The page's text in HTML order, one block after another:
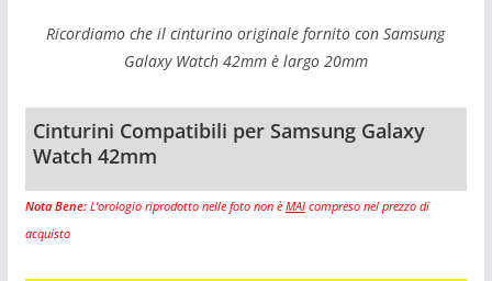
Ricordiamo che il cinturino originale fornito con Samsung
Galaxy Watch 42mm è largo 20mm
Cinturini Compatibili per Samsung Galaxy
Watch 42mm
Nota Bene:L'orologio riprodotto nelle foto non è MAIcompreso nel prezzo di
acquisto